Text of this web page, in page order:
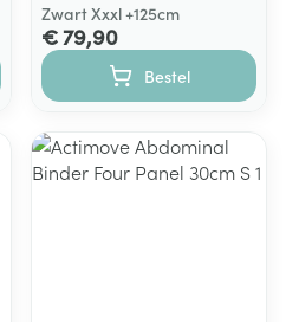
Zwart Xxxl +125cm
€ 79,90
Bestel